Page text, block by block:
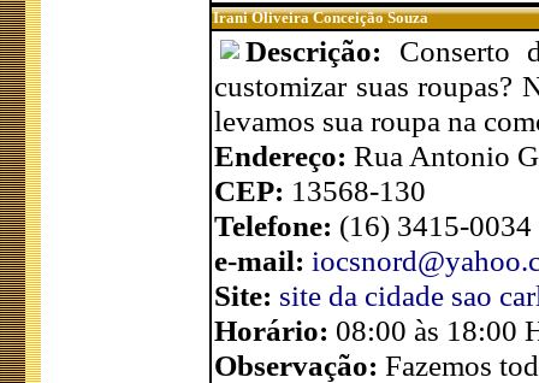
Irani Oliveira Conceição Souza
Descrição: Conserto
customizar suas roupas?
levamos sua roupa na
Endereço: Rua Antonio
CEP: 13568-130
Telefone: (16) 3415-0034
e-mail:
Site: site da cidade sao
Horário: 08:00 às 18:00
Observação: Fazemos